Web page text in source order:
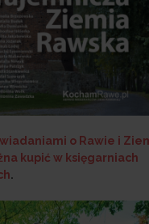
o Rawie i
kupić w księgarniach
.